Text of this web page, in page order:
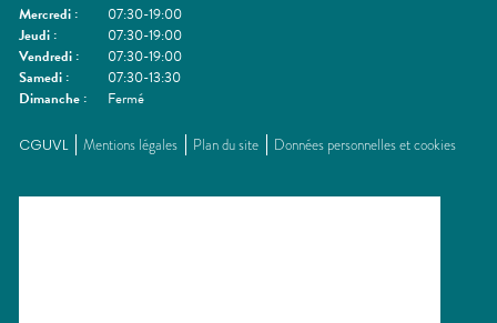
Mercredi :
07:30-19:00
Jeudi :
07:30-19:00
Vendredi :
07:30-19:00
Samedi :
07:30-13:30
Dimanche : Fermé
CGUVL Mentions légales Plan du site Données personnelles et cookies